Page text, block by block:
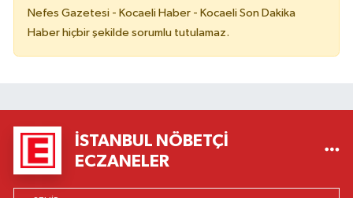
Nefes Gazetesi - Kocaeli Haber - Kocaeli Son Dakika
Haber hiçbir şekilde sorumlu tutulamaz.
İSTANBUL NÖBETÇI
ECZANELER